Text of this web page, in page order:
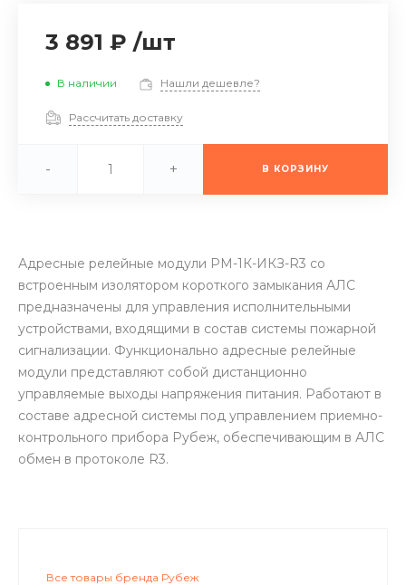
3 891 ₽ /шт
В наличии Нашли дешевле?
Рассчитать доставку
- + В КОРЗИНУ
Адресные релейные модули РМ-1К-ИКЗ-R3 со
встроенным изолятором короткого замыкания АЛС
предназначены для управления исполнительными
устройствами, входящими в состав системы пожарной
сигнализации. Функционально адресные релейные
модули представляют собой дистанционно
управляемые выходы напряжения питания. Работают в
составе адресной системы под управлением приемно-
контрольного прибора Рубеж, обеспечивающим в АЛС
обмен в протоколе R3.
Все товары бренда Рубеж